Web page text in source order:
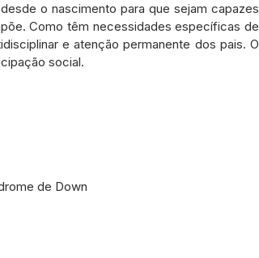
o nascimento para que sejam capazes
Como têm necessidades específicas de
e atenção permanente dos pais. O
social.
de Down